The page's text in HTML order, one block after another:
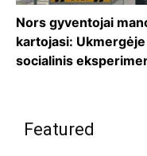
Nors gyventojai
kartojasi:
socialinis
Featured